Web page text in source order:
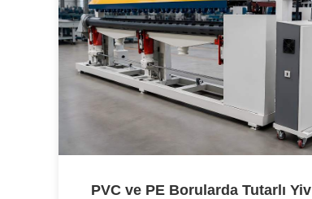
PVC ve PE Borularda Tutarlı Yiv